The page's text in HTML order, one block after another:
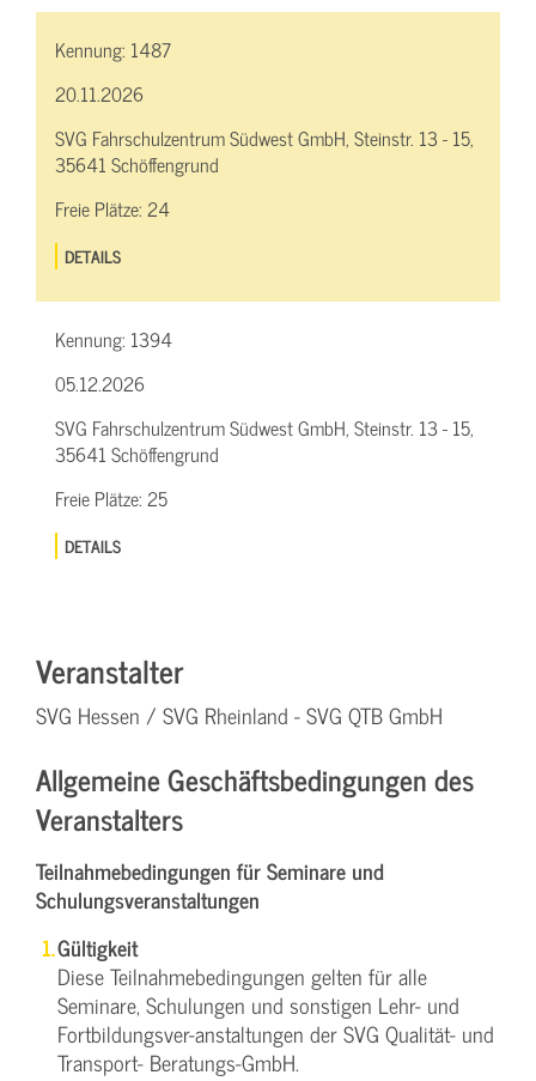
Kennung: 1487
20.11.2026
SVG Fahrschulzentrum Südwest GmbH, Steinstr. 13 - 15,
35641 Schöffengrund
Freie Plätze:24
DETAILS
Kennung: 1394
05.12.2026
SVG Fahrschulzentrum Südwest GmbH, Steinstr. 13 - 15,
35641 Schöffengrund
Freie Plätze:25
DETAILS
Veranstalter
SVG Hessen / SVG Rheinland - SVG QTB GmbH
Allgemeine Geschäftsbedingungen des
Veranstalters
Teilnahmebedingungen für Seminare und
Schulungsveranstaltungen
Gültigkeit
Diese Teilnahmebedingungen gelten für alle
Seminare, Schulungen und sonstigen Lehr- und
Fortbildungsver-anstaltungen der SVG Qualität- und
Transport- Beratungs-GmbH.